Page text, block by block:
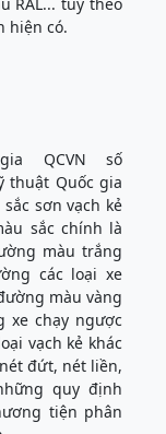
Đẹp Tự
Đại
Terrazzo -
nhiên và công
thô mộc, bền bỉ
ở hiện đại.